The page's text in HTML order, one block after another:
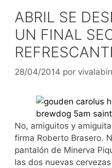
ABRIL SE
UN FINAL
28/04/2014 por
No, amiguitos y
firma Roberto Brasero.
pantalón de Minerva
las dos nuevas